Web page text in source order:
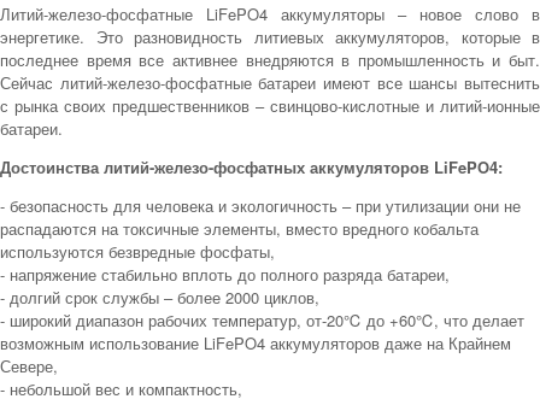
Литий-железо-фосфатные LiFePO4 аккумуляторы – новое слово в
энергетике. Это разновидность литиевых аккумуляторов, которые в
последнее время все активнее внедряются в промышленность и быт.
Сейчас литий-железо-фосфатные батареи имеют все шансы вытеснить
с рынка своих предшественников – свинцово-кислотные и литий-ионные
батареи.
Достоинства литий-железо-фосфатных аккумуляторов LiFePO4:
- безопасность для человека и экологичность – при утилизации они не
распадаются на токсичные элементы, вместо вредного кобальта
используются безвредные фосфаты,
- напряжение стабильно вплоть до полного разряда батареи,
- долгий срок службы – более 2000 циклов,
- широкий диапазон рабочих температур, от-20℃ до +60℃, что делает
возможным использование LiFePO4 аккумуляторов даже на Крайнем
Севере,
- небольшой вес и компактность,